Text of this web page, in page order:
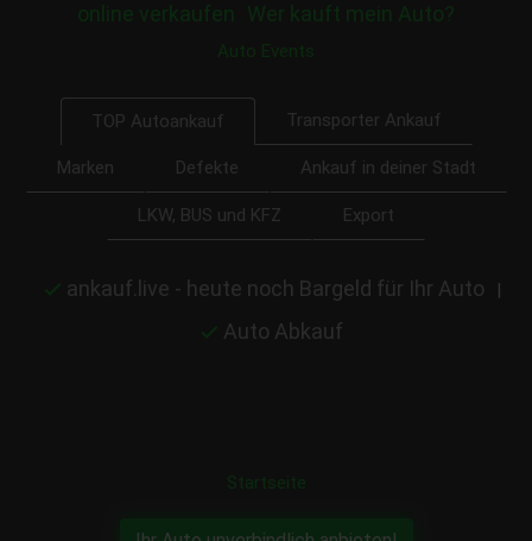
online verkaufen
Wer kauft mein Auto?
Auto Events
TOP Autoankauf Transporter Ankauf
Marken Defekte Ankauf in deiner Stadt
LKW, BUS und KFZ Export
ankauf.live - heute noch Bargeld für Ihr Auto
Auto Abkauf
Startseite